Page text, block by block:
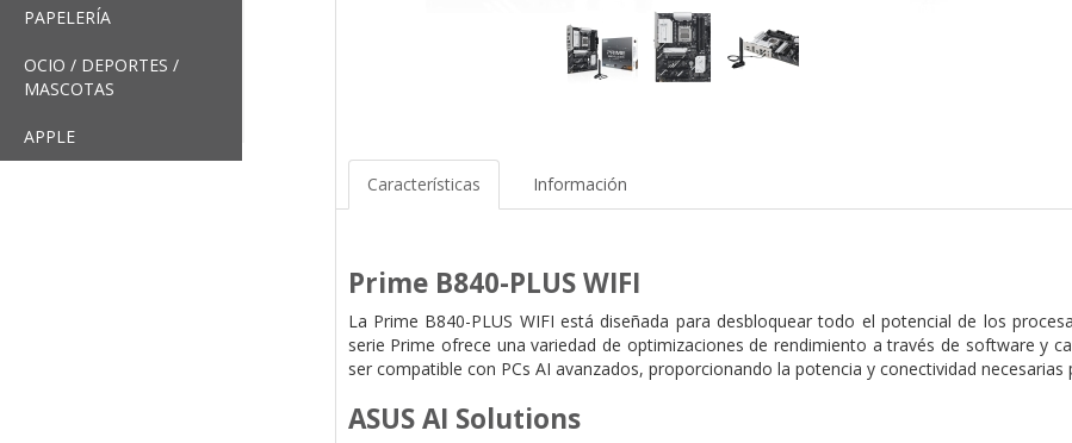
PAPELERÍA
OCIO / DEPORTES /
MASCOTAS
APPLE
Características Información
Prime B840-PLUS WIFI
La Prime B840-PLUS WIFI está diseñada para desbloquear todo el potencial de los
serie Prime ofrece una variedad de optimizaciones de rendimiento a través de software y
ser compatible con PCs AI avanzados, proporcionando la potencia y conectividad necesarias
ASUS AI Solutions